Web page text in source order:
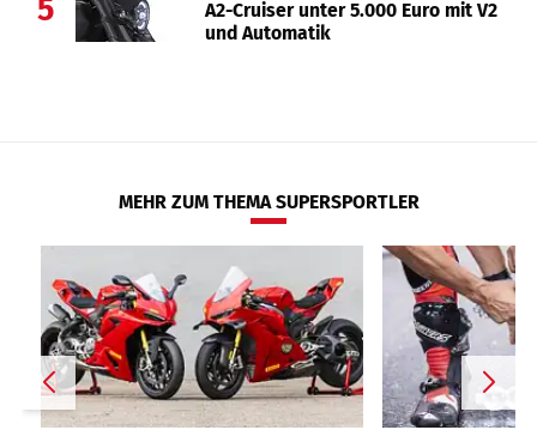
5
A2-Cruiser unter 5.000 Euro mit V2
und Automatik
MEHR ZUM THEMA SUPERSPORTLER